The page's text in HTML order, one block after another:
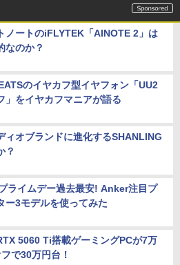
ノートのiFLYTEK「AINOTE 2」は
なのか？
のイヤカフ型イヤフォン「UU2
」をイヤカフマニアが語る
ィオブランドに進化するSHANLING
？
ライムデー過去最安! Anker注目プ
ー3モデルを使ってみた
5060 Ti搭載ゲーミングPCが7万
で30万円台！